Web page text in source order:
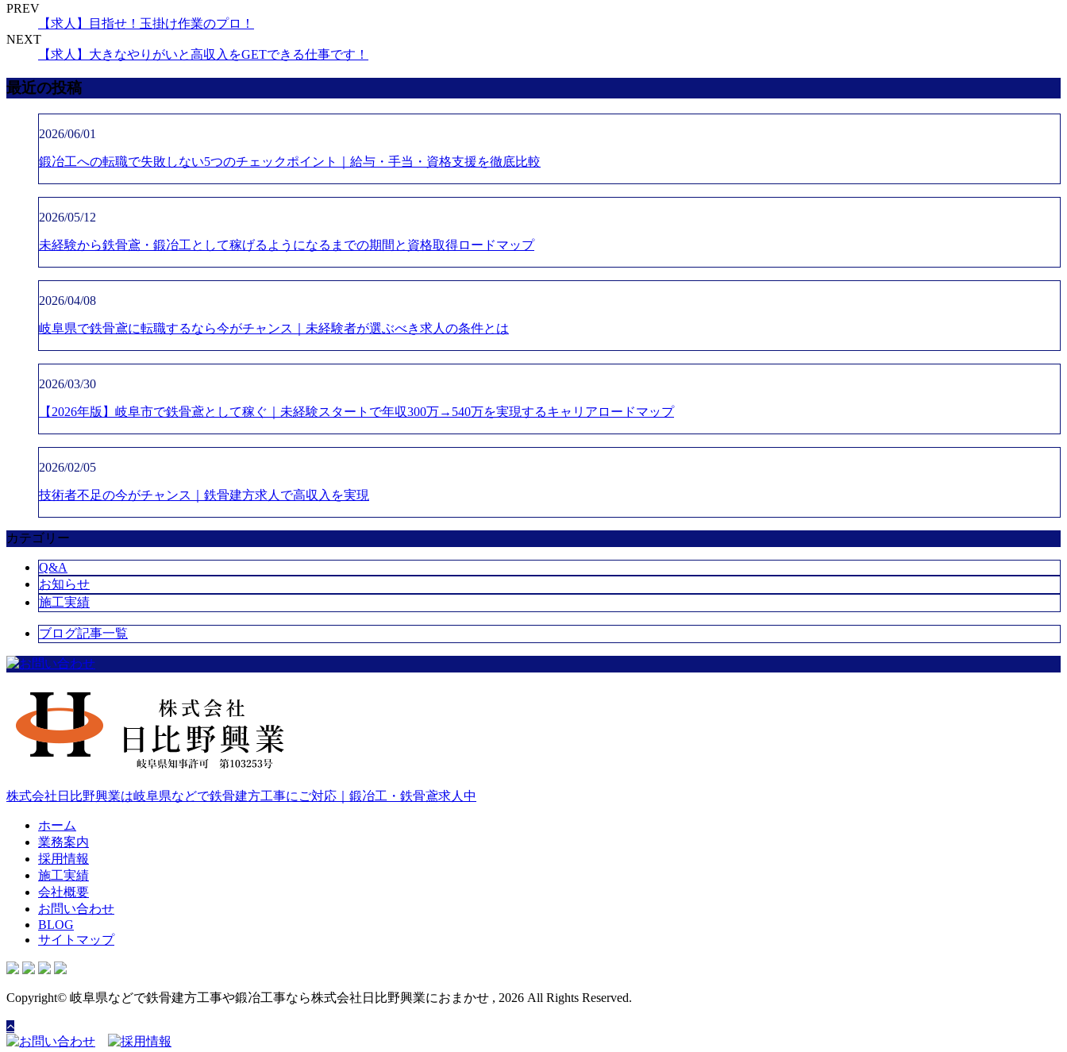
PREV
【求人】目指せ！玉掛け作業のプロ！
NEXT
【求人】大きなやりがいと高収入をGETできる仕事です！
最近の投稿
2026/06/01
鍛冶工への転職で失敗しない5つのチェックポイント｜給与・手当・資格支援を徹底比較
2026/05/12
未経験から鉄骨鳶・鍛冶工として稼げるようになるまでの期間と資格取得ロードマップ
2026/04/08
岐阜県で鉄骨鳶に転職するなら今がチャンス｜未経験者が選ぶべき求人の条件とは
2026/03/30
【2026年版】岐阜市で鉄骨鳶として稼ぐ｜未経験スタートで年収300万→540万を実現するキャリアロードマップ
2026/02/05
技術者不足の今がチャンス｜鉄骨建方求人で高収入を実現
カテゴリー
Q&A
お知らせ
施工実績
ブログ記事一覧
株式会社日比野興業は岐阜県などで鉄骨建方工事にご対応｜鍛冶工・鉄骨鳶求人中
ホーム
業務案内
採用情報
施工実績
会社概要
お問い合わせ
BLOG
サイトマップ
Copyright© 岐阜県などで鉄骨建方工事や鍛冶工事なら株式会社日比野興業におまかせ , 2026 All Rights Reserved.